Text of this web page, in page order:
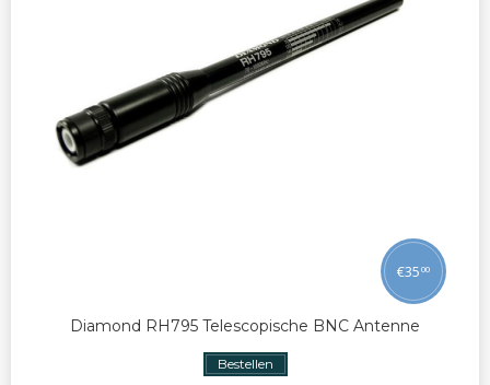
Diamond RH795 Telescopische BNC Antenne
€35 00
Bestellen